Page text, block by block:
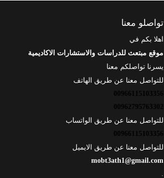
تواصلو معنا
اهلا بكم في
موقع مبتعث للدراسات والاستشارات الاكاديمية
يسرنا تواصلكم معنا
للتواصل معنا عن طريق الهاتف
00966115103356
00962795763302
للتواصل معنا عن طريق الواتساب
00966115103356
للتواصل معنا عن طريق الايميل
mobt3ath1@gmail.com